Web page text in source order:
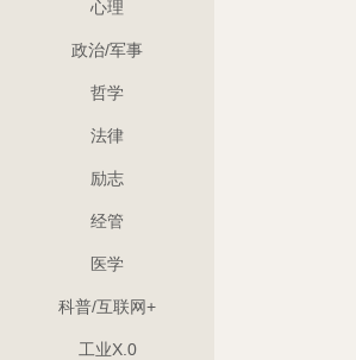
心理
政治/军事
哲学
法律
励志
经管
医学
科普/互联网+
工业X.0